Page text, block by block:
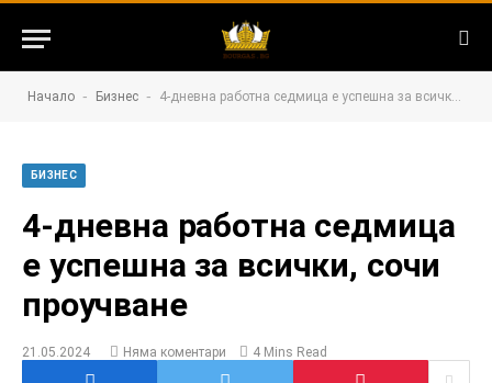
Начало - Бизнес - 4-дневна работна седмица е успешна за всички, сочи проучване
БИЗНЕС
4-дневна работна седмица
е успешна за всички, сочи
проучване
21.05.2024 Няма коментари 4 Mins Read